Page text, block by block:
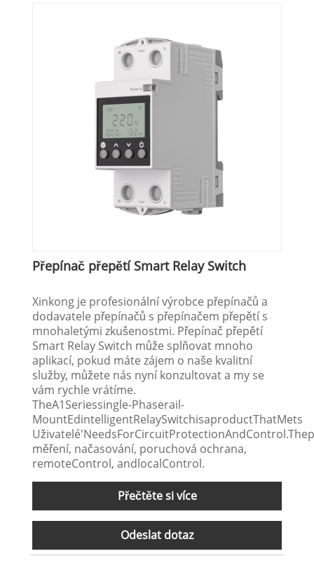
Přepínač přepětí Smart Relay Switch
Xinkong je profesionální výrobce přepínačů a
dodavatele přepínačů s přepínačem přepětí s
mnohaletými zkušenostmi. Přepínač přepětí
Smart Relay Switch může splňovat mnoho
aplikací, pokud máte zájem o naše kvalitní
služby, můžete nás nyní konzultovat a my se
vám rychle vrátíme.
TheA1Seriessingle-Phaserail-
MountEdintelligentRelaySwitchisaproductThatMets
měření, načasování, poruchová ochrana,
remoteControl, andlocalControl.
Přečtěte si více
Odeslat dotaz